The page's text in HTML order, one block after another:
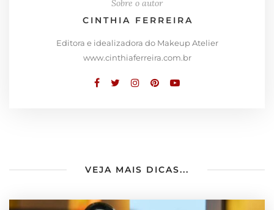
Sobre o autor
CINTHIA FERREIRA
Editora e idealizadora do Makeup Atelier
www.cinthiaferreira.com.br
VEJA MAIS DICAS...